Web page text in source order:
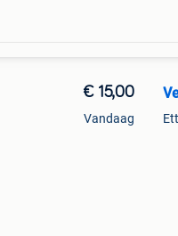
€ 15,00
Vandaag